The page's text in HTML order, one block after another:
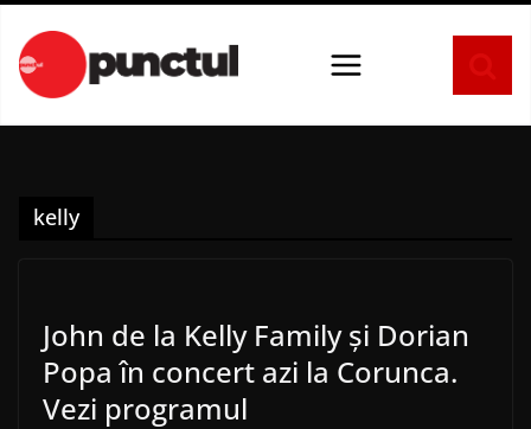
conținut
kelly
John de la Kelly Family și Dorian
Popa în concert azi la Corunca.
Vezi programul